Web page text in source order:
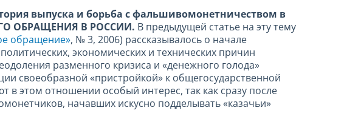
выпуска и борьба с фальшивомонетничеством в
ОБРАЩЕНИЯ В РОССИИ. В предыдущей статье на эту тему
обращение», № 3, 2006) рассказывалось о начале
экономических и технических причин
разменного кризиса и «денежного голода»
своеобразной «пристройкой» к общегосударственной
в этом отношении особый интерес, так как сразу после
начавших искусно подделывать «казачьи»